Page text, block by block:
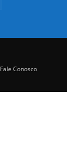
Fale Conosco